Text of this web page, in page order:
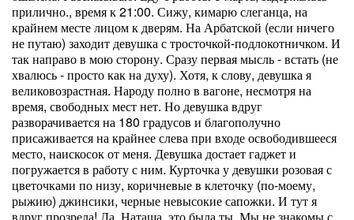
прилично., время к 21:00. Сижу, кимарю слеганца, на
крайнем месте лицом к дверям. На Арбатской (если ничего
не путаю) заходит девушка с тросточкой-подлокотничком. И
так направо в мою сторону. Сразу первая мысль - встать (не
хвалюсь - просто как на духу). Хотя, к слову, девушка я
великовозрастная. Народу полно в вагоне, несмотря на
время, свободных мест нет. Но девушка вдруг
разворачивается на 180 градусов и благополучно
присаживается на крайнее слева при входе освободившееся
место, наискосок от меня. Девушка достает гаджет и
погружается в работу с ним. Курточка у девушки розовая с
цветочками по низу, коричневые в клеточку (по-моему,
рыжию) джинсики, черные невысокие сапожки. И тут я